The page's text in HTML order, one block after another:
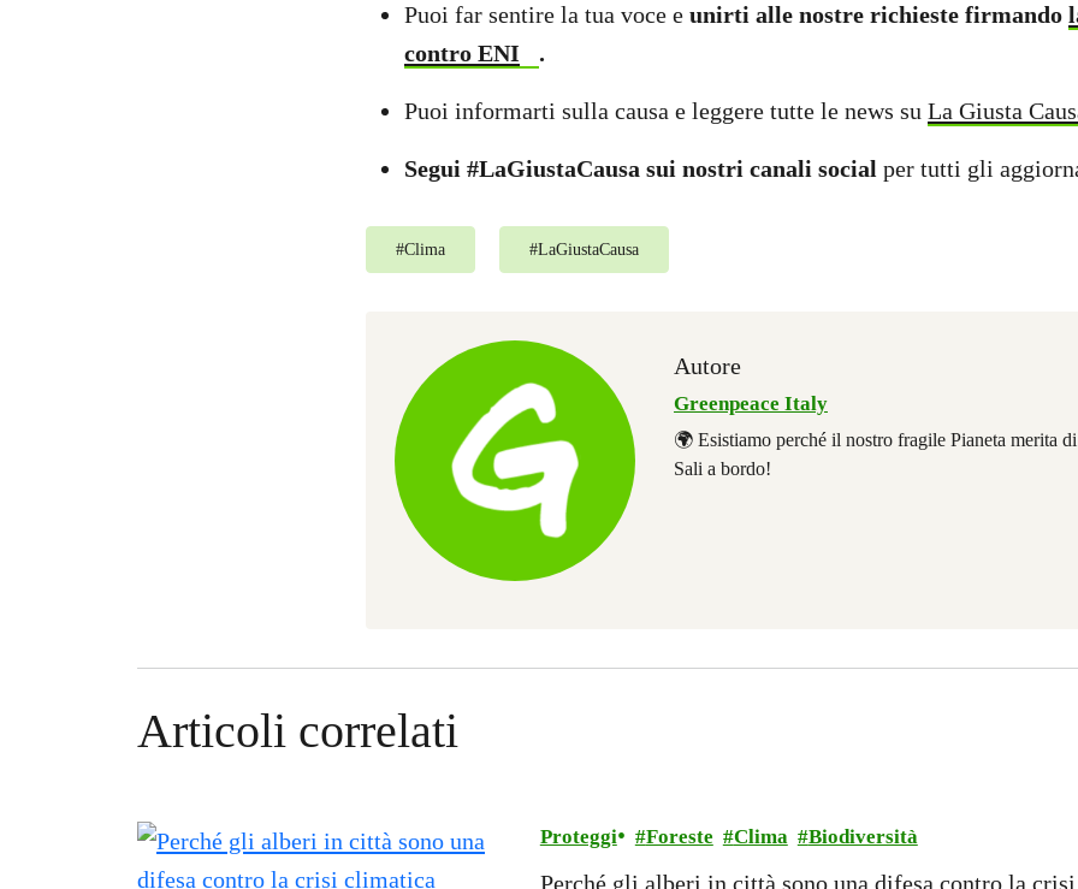
Puoi far sentire la tua voce e unirti alle nostre richieste firmando
contro ENI
.
Puoi informarti sulla causa e leggere tutte le news su La Giusta
Segui #LaGiustaCausa sui nostri canali social per tutti gli
#Clima #LaGiustaCausa
Autore
Greenpeace Italy
🌍 Esistiamo perché il nostro fragile Pianeta merita
Sali a bordo!
Articoli correlati
Proteggi Foreste Clima Biodiversità
Perché gli alberi in città sono una difesa contro la